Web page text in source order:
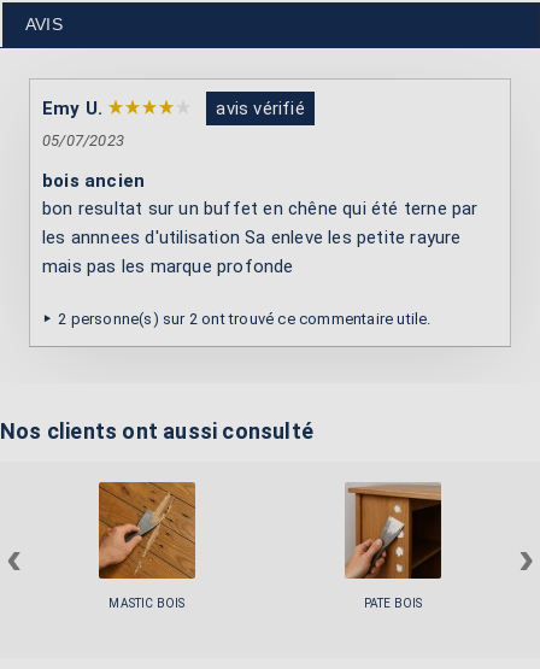
AVIS
Emy U. avis vérifié
05/07/2023
bois ancien
bon resultat sur un buffet en chêne qui été terne par
les annnees d'utilisation Sa enleve les petite rayure
mais pas les marque profonde
2 personne(s) sur 2 ont trouvé ce commentaire utile.
Nos clients ont aussi consulté
MASTIC BOIS PATE BOIS
‹ ›